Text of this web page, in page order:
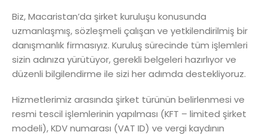
Biz, Macaristan’da şirket kuruluşu konusunda
uzmanlaşmış, sözleşmeli çalışan ve yetkilendirilmiş bir
danışmanlık firmasıyız. Kuruluş sürecinde tüm işlemleri
sizin adınıza yürütüyor, gerekli belgeleri hazırlıyor ve
düzenli bilgilendirme ile sizi her adımda destekliyoruz.
Hizmetlerimiz arasında şirket türünün belirlenmesi ve
resmi tescil işlemlerinin yapılması (KFT – limited şirket
modeli), KDV numarası (VAT ID) ve vergi kaydının